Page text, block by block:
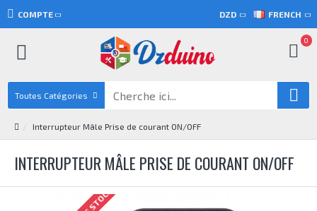
COMPTE DZD FRENCH
0
Toutes Catégories
Interrupteur Mâle Prise de courant ON/OFF
INTERRUPTEUR MÂLE PRISE DE COURANT ON/OFF